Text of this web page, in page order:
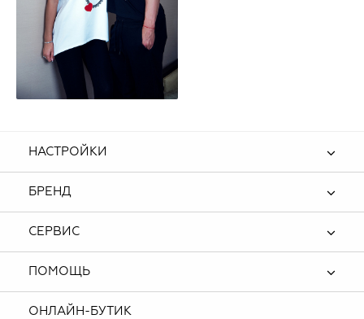
НАСТРОЙКИ
БРЕНД
СЕРВИС
ПОМОЩЬ
ОНЛАЙН-БУТИК